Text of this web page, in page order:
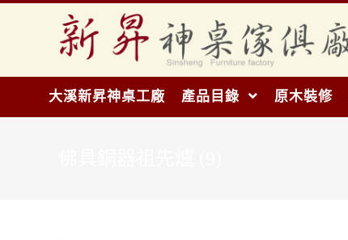
大溪新昇神桌工廠 產品目錄 原木裝修